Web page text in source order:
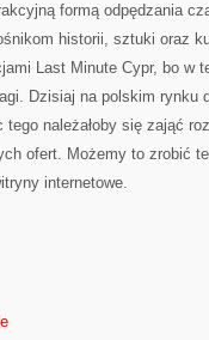
formą odpędzania
historii, sztuki oraz
Last Minute Cypr, bo w
Dzisiaj na polskim rynku
należałoby się zająć
ofert. Możemy to zrobić
internetowe.